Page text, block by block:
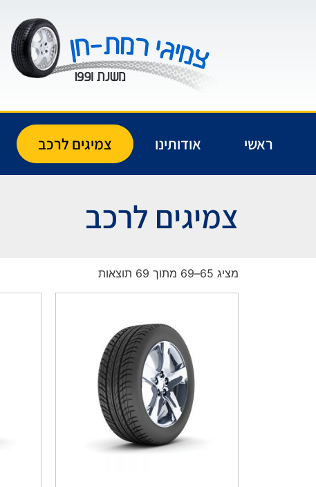
ראשי אודותינו צמיגים לרכב
צמיגים לרכב
מציג 65–69 מתוך 69 תוצאות